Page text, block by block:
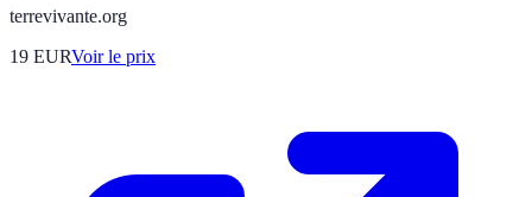
terrevivante.org
19 EURVoir le prix